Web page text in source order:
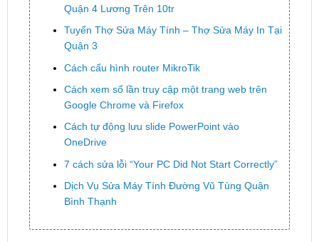
Quận 4 Lương Trên 10tr
Tuyển Thợ Sửa Máy Tính – Thợ Sửa Máy In Tại
Quận 3
Cách cấu hình router MikroTik
Cách xem số lần truy cập một trang web trên
Google Chrome và Firefox
Cách tự động lưu slide PowerPoint vào
OneDrive
7 cách sửa lỗi “Your PC Did Not Start Correctly”
Dịch Vụ Sửa Máy Tính Đường Vũ Tùng Quận
Bình Thạnh